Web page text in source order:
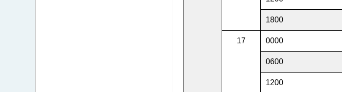
1800
17 0000
0600
1200